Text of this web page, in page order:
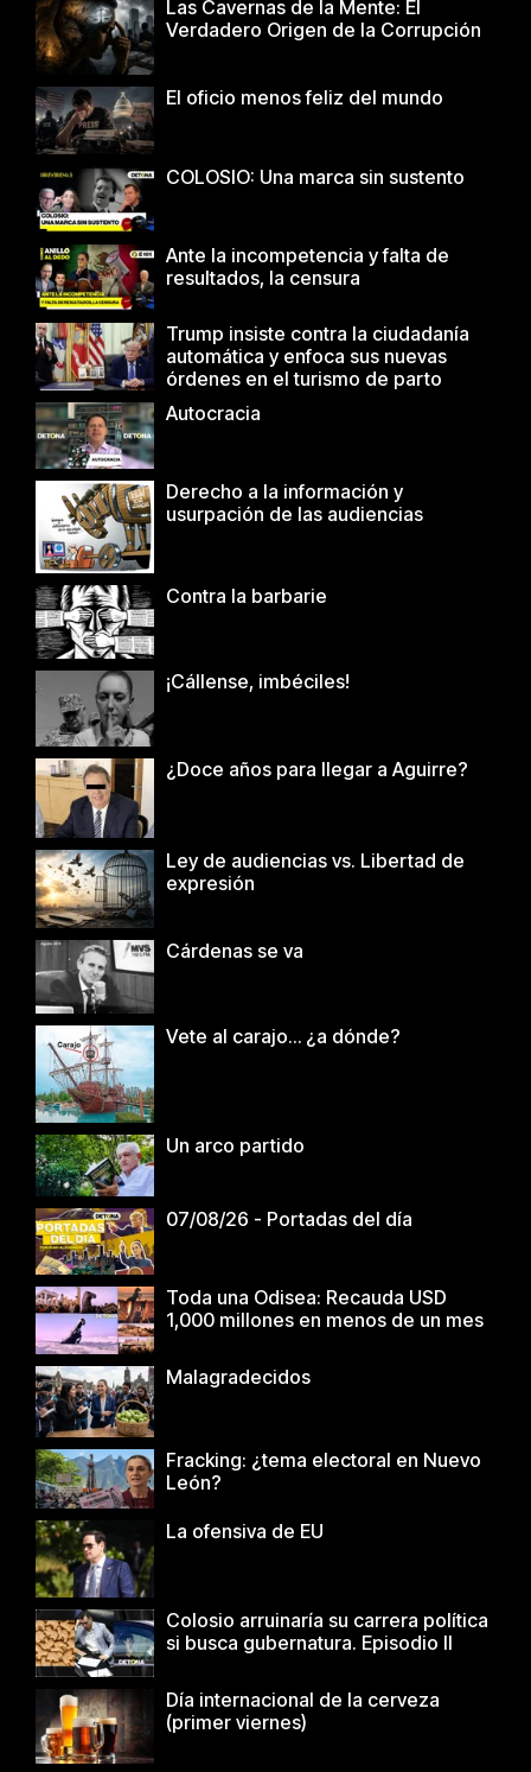
Las Cavernas de la Mente: El
Verdadero Origen de la Corrupción
El oficio menos feliz del mundo
COLOSIO: Una marca sin sustento
Ante la incompetencia y falta de
resultados, la censura
Trump insiste contra la ciudadanía
automática y enfoca sus nuevas
órdenes en el turismo de parto
Autocracia
Derecho a la información y
usurpación de las audiencias
Contra la barbarie
¡Cállense, imbéciles!
¿Doce años para llegar a Aguirre?
Ley de audiencias vs. Libertad de
expresión
Cárdenas se va
Vete al carajo… ¿a dónde?
Un arco partido
07/08/26 - Portadas del día
Toda una Odisea: Recauda USD
1,000 millones en menos de un mes
Malagradecidos
Fracking: ¿tema electoral en Nuevo
León?
La ofensiva de EU
Colosio arruinaría su carrera política
si busca gubernatura. Episodio II
Día internacional de la cerveza
(primer viernes)